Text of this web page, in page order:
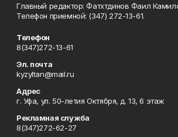
Главный редактор: Фатхтдинов Фаил
Телефон приемной: (347) 272-13-61.
Телефон
8(347)272-13-61
Эл. почта
kyzyltan@mail.ru
Адрес
г. Уфа, ул. 50-летия Октября, д. 13, 6 этаж
Рекламная служба
8(347)272-62-27